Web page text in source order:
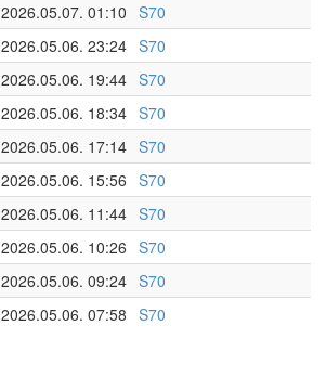
2026.05.07. 01:10 S70
2026.05.06. 23:24 S70
2026.05.06. 19:44 S70
2026.05.06. 18:34 S70
2026.05.06. 17:14 S70
2026.05.06. 15:56 S70
2026.05.06. 11:44 S70
2026.05.06. 10:26 S70
2026.05.06. 09:24 S70
2026.05.06. 07:58 S70